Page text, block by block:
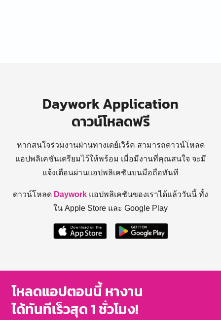
Daywork Application
ดาวน์โหลดฟรี
หากสนใจร่วมงานผ่านทางเดย์เวิร์ค สามารถดาวน์โหลด
แอปพลิเคชันเตรียมไว้ให้พร้อม เมื่อมีงานที่คุณสนใจ จะมี
แจ้งเตือนผ่านแอปพลิเคชันบนมือถือทันที
ดาวน์โหลด Daywork แอปพลิเคชันของเราได้แล้ววันนี้ ทั้ง
ใน Apple Store และ Google Play
โหลดแอปตอนนี้ หางาน
ได้ทันทีเร็วสุด 1 ชั่วโมง!